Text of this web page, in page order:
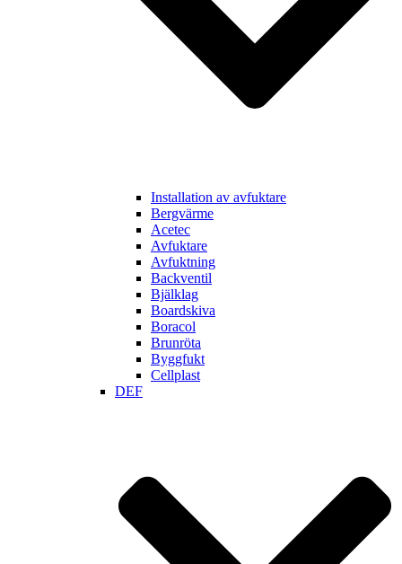
Installation av avfuktare
Bergvärme
Acetec
Avfuktare
Avfuktning
Backventil
Bjälklag
Boardskiva
Boracol
Brunröta
Byggfukt
Cellplast
DEF